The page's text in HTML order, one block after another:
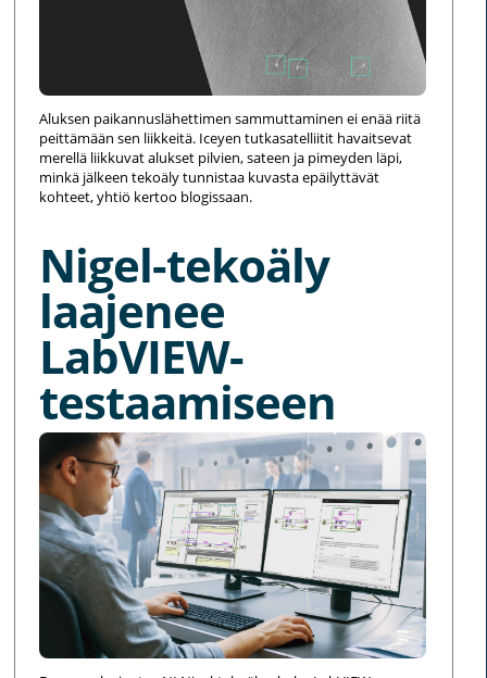
Aluksen paikannuslähettimen sammuttaminen ei enää riitä
peittämään sen liikkeitä. Iceyen tutkasatelliitit havaitsevat
merellä liikkuvat alukset pilvien, sateen ja pimeyden läpi,
minkä jälkeen tekoäly tunnistaa kuvasta epäilyttävät
kohteet, yhtiö kertoo blogissaan.
Nigel-tekoäly
laajenee
LabVIEW-
testaamiseen